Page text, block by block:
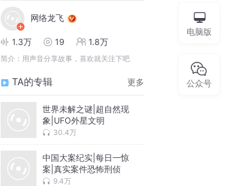
网络龙飞
1.3万 19 1.8万
简介： 用声音分享故事，喜欢就关注下吧
TA的专辑 更多
世界未解之谜|超自然现
象|UFO外星文明
30.4万
中国大案纪实|每日一惊
案|真实案件恐怖刑侦
9.4万
电脑版
公众号